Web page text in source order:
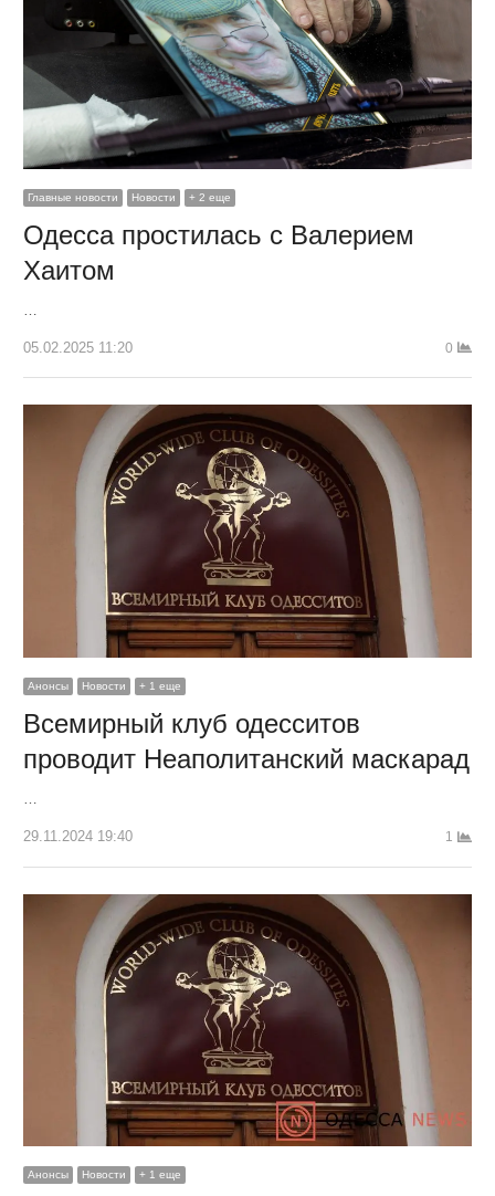
Главные новости Новости + 2 еще
Одесса простилась с Валерием
Хаитом
05.02.2025 11:20 0
Анонсы Новости + 1 еще
Всемирный клуб одесситов
проводит Неаполитанский маскарад
29.11.2024 19:40 1
Анонсы Новости + 1 еще